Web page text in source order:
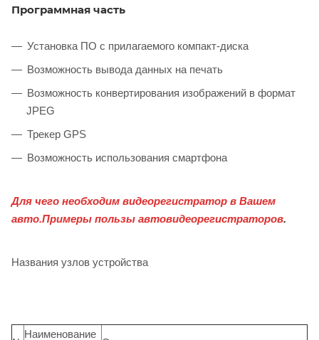
Программная часть
Установка ПО с прилагаемого компакт-диска
Возможность вывода данных на печать
Возможность конвертирования изображений в формат
JPEG
Трекер GPS
Возможность использования смартфона
Для чего необходим видеорегистратор в Вашем
авто.Примеры пользы автовидеорегистраторов.
Названия узлов устройства
Наименование